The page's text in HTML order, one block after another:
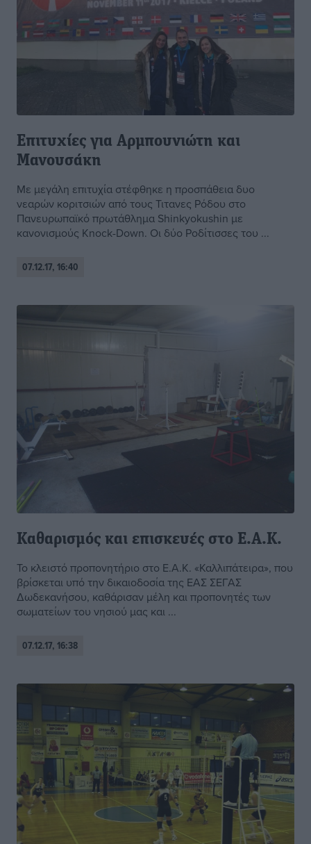
Επιτυχίες για Αρμπουνιώτη και
Μανουσάκη
Με μεγάλη επιτυχία στέφθηκε η προσπάθεια δυο
νεαρών κοριτσιών από τους Τιτανες Ρόδου στο
Πανευρωπαϊκό πρωτάθλημα Shinkyokushin με
κανονισμούς Knock-Down. Οι δύο Ροδίτισσες του ...
07.12.17, 16:40
Καθαρισμός και επισκευές στο Ε.Α.Κ.
Το κλειστό προπονητήριο στο Ε.Α.Κ. «Καλλιπάτειρα», που
βρίσκεται υπό την δικαιοδοσία της ΕΑΣ ΣΕΓΑΣ
Δωδεκανήσου, καθάρισαν μέλη και προπονητές των
σωματείων του νησιού μας και ...
07.12.17, 16:38